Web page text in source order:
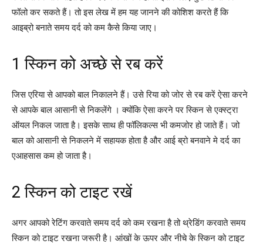
फॉलो कर सकते हैं। तो इस लेख में हम यह जानने की कोशिश करते हैं कि
आइब्रो बनाते समय दर्द को कम कैसे किया जाए।
1 स्किन को अच्छे से रब करें
जिस एरिया से आपको बाल निकालने हैं। उसे रिया को जोर से रब करें ऐसा करने
से आपके बाल आसानी से निकलेंगे । क्योंकि ऐसा करने पर स्किन से एक्स्ट्रा
ऑयल निकल जाता है। इसके साथ ही फॉलिकल्स भी कमजोर हो जाते हैं। जो
बाल को आसानी से निकलने में सहायक होता है और आई ब्रो बनवाने मे दर्द का
एआहसास कम हो जाता है।
2 स्किन को टाइट रखें
अगर आपको रेटिंग करवाते समय दर्द को कम रखना है तो थ्रेडिंग करवाते समय
स्किन को टाइट रखना जरूरी है। आंखों के ऊपर और नीचे के स्किन को टाइट